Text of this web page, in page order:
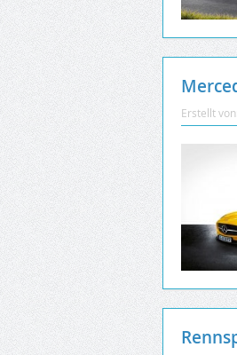
Erstellt von: